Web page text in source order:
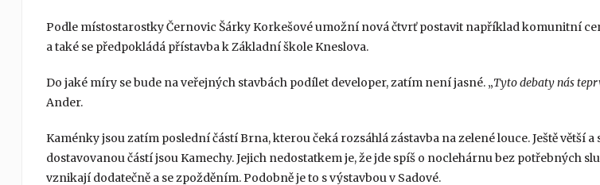
Podle místostarostky Černovic Šárky Korkešové umožní nová čtvrť postavit například komunitní
a také se předpokládá přístavba k Základní škole Kneslova.
Do jaké míry se bude na veřejných stavbách podílet developer, zatím není jasné. „Tyto debaty nás
Ander.
Kaménky jsou zatím poslední částí Brna, kterou čeká rozsáhlá zástavba na zelené louce. Ještě větší a
dostavovanou částí jsou Kamechy. Jejich nedostatkem je, že jde spíš o noclehárnu bez potřebných
vznikají dodatečně a se zpožděním. Podobně je to s výstavbou v Sadové.